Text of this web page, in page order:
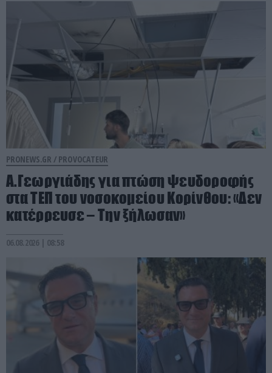
PRONEWS.GR / PROVOCATEUR
Α.Γεωργιάδης για πτώση ψευδοροφής
στα ΤΕΠ του νοσοκομείου Κορίνθου: «Δεν
κατέρρευσε – Την ξήλωσαν»
06.08.2026 | 08:58